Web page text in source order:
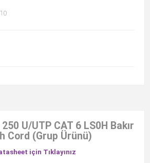
U/UTP CAT 6 LS0H Bakır
Cord (Grup Ürünü)
için Tıklayınız